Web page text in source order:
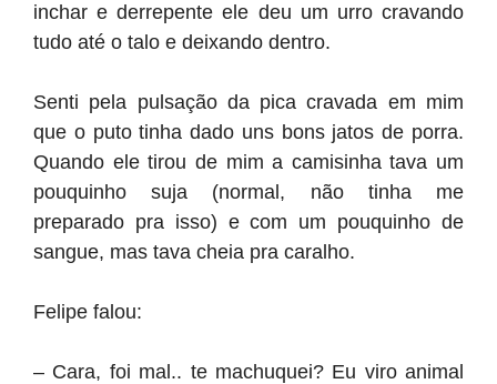
inchar e derrepente ele deu um urro cravando
tudo até o talo e deixando dentro.
Senti pela pulsação da pica cravada em mim
que o puto tinha dado uns bons jatos de porra.
Quando ele tirou de mim a camisinha tava um
pouquinho suja (normal, não tinha me
preparado pra isso) e com um pouquinho de
sangue, mas tava cheia pra caralho.
Felipe falou:
– Cara, foi mal.. te machuquei? Eu viro animal